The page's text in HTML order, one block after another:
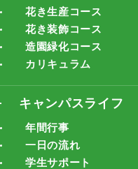
花き生産コース
花き装飾コース
造園緑化コース
カリキュラム
キャンパスライフ
年間行事
一日の流れ
学生サポート